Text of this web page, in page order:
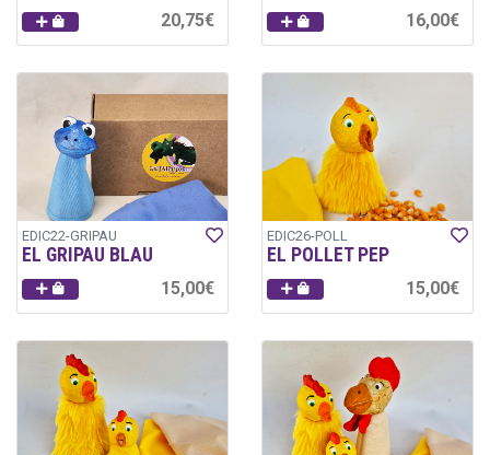
20,75€ 16,00€
EDIC22-GRIPAU
EL GRIPAU BLAU
15,00€
EDIC26-POLL
EL POLLET PEP
15,00€